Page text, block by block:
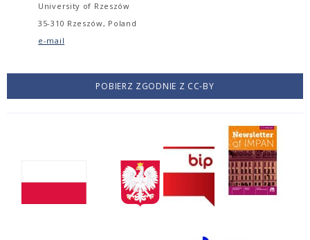
University of Rzeszów
35-310 Rzeszów, Poland
e-mail
POBIERZ ZGODNIE Z CC-BY